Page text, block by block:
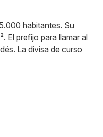
habitantes. Su
El prefijo para llamar al
La divisa de curso